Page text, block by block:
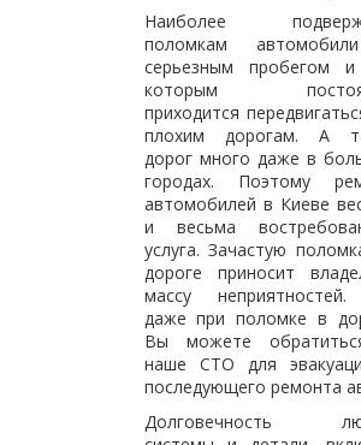
Наиболее
поломкам
серьезным пробегом
которым
приходится
плохим дорогам. А
дорог много даже в
городах. Поэтому
автомобилей в Киеве
и весьма
услуга. Зачастую
дороге приносит
массу
даже при поломке в
Вы можете
наше СТО для
последующего ремонта
Долговечность